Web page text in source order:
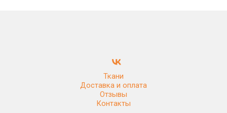
Ткани
Доставка и оплата
Отзывы
Контакты